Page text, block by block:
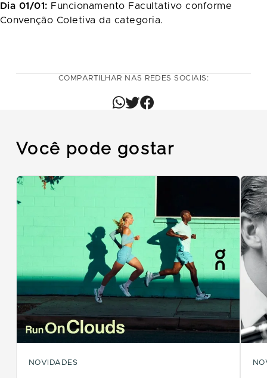
Dia 01/01: Funcionamento Facultativo conforme
Convenção Coletiva da categoria.
COMPARTILHAR NAS REDES SOCIAIS:
Você pode gostar
NOVIDADES